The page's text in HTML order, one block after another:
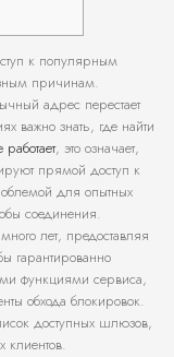
к популярным
причинам.
адрес перестает
важно знать, где найти
, это означает,
прямой доступ к
для опытных
соединения.
лет, предоставляя
гарантированно
функциями сервиса,
обхода блокировок.
доступных шлюзов,
клиентов.